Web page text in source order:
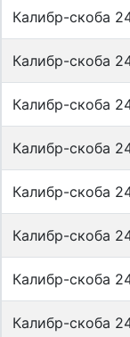
Калибр-скоба
Калибр-скоба
Калибр-скоба
Калибр-скоба
Калибр-скоба
Калибр-скоба
Калибр-скоба
Калибр-скоба